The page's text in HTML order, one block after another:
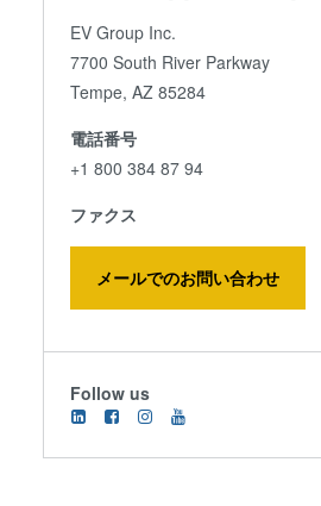
EV Group Inc.
7700 South River Parkway
Tempe, AZ 85284
電話番号
+1 800 384 87 94
ファクス
メールでのお問い合わせ
Follow us